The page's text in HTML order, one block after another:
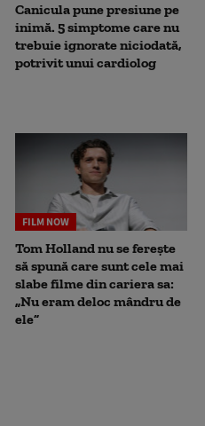
Canicula pune presiune pe
inimă. 5 simptome care nu
trebuie ignorate niciodată,
potrivit unui cardiolog
FILM NOW
Tom Holland nu se ferește
să spună care sunt cele mai
slabe filme din cariera sa:
„Nu eram deloc mândru de
ele”